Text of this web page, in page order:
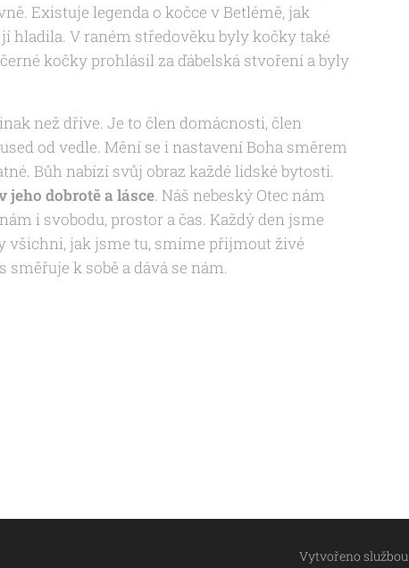
Existuje legenda o kočce v Betlémě, jak
hladila. V raném středověku byly kočky také
kočky prohlásil za ďábelská stvoření a byly
než dříve. Je to člen domácnosti, člen
od vedle. Mění se i nastavení Boha směrem
Bůh nabízí svůj obraz každé lidské bytosti.
jeho dobrotě a lásce. Náš nebeský Otec nám
i svobodu, prostor a čas. Každý den jsme
všichni, jak jsme tu, smíme přijmout živé
směřuje k sobě a dává se nám.
Vytvořeno službou